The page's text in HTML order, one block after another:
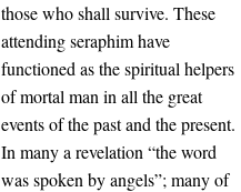
those who shall survive. These
attending seraphim have
functioned as the spiritual helpers
of mortal man in all the great
events of the past and the present.
In many a revelation “the word
was spoken by angels”; many of